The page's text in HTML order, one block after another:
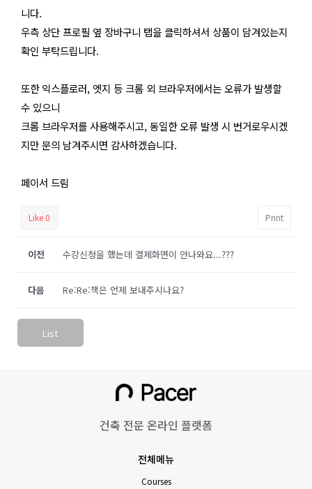
니다.
우측 상단 프로필 옆 장바구니 탭을 클릭하셔서 상품이 담겨있는지
확인 부탁드립니다.
또한 익스플로러, 엣지 등 크롬 외 브라우저에서는 오류가 발생할
수 있으니
크롬 브라우저를 사용해주시고, 동일한 오류 발생 시 번거로우시겠
지만 문의 남겨주시면 감사하겠습니다.
페이서 드림
Like 0 Print
이전 수강신청을 했는데 결제화면이 안나와요...???
Re:Re:책은 언제 보내주시나요?
다음
List
건축 전문 온라인 플랫폼
전체메뉴
Courses